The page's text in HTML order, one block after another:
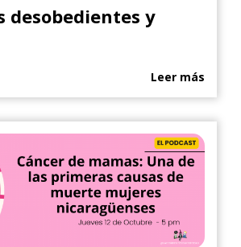
desobedientes y
Leer más